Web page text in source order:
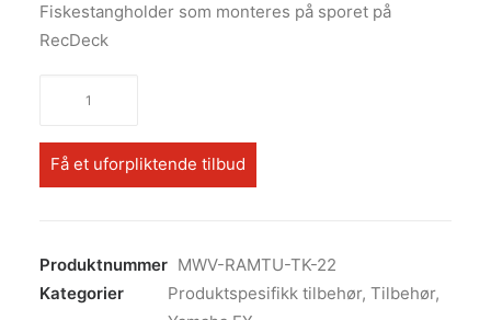
Fiskestangholder som monteres på sporet på
RecDeck
antall
Få et uforpliktende tilbud
Produktnummer MWV-RAMTU-TK-22
Kategorier
Produktspesifikk tilbehør, Tilbehør,